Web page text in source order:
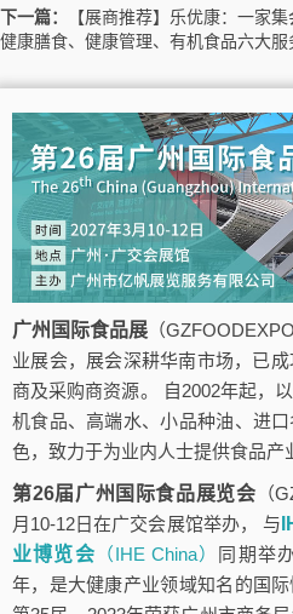
下一篇：
【展商推荐】乐优康：一家
健康膳食、健康管理、有机食品六大
广州国际食品展 （
业展会，展会深耕华南市场，已
商及采购商资源。 自2002年起，
机食品、高端水、小品种油、进
色，致力于为业内人士提供食品产
第26届广州国际食品展览会 （
月10-12日在广交会展馆举办， 与
业博览会 （IHE China） 同期举
年，是大健康产业领域知名的国